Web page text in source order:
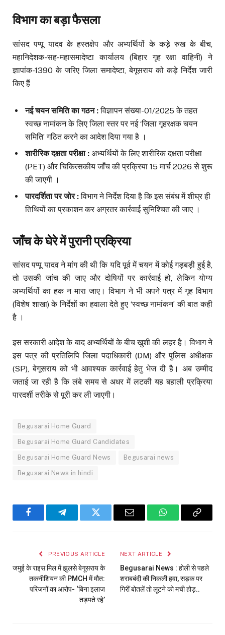
विभाग का बड़ा फैसला
सांसद पप्पू यादव के हस्तक्षेप और अभ्यर्थियों के कड़े रुख के बीच,
महानिदेशक-सह-महासमादेष्टा कार्यालय (बिहार गृह रक्षा वाहिनी) ने
ज्ञापांक-1390 के जरिए जिला समादेष्टा, बेगूसराय को कड़े निर्देश जारी
किए हैं
नई चयन समिति का गठन :विज्ञापन संख्या-01/2025 के तहत
स्वच्छ नामांकन के लिए जिला स्तर पर नई ‘जिला गृहरक्षक चयन
समिति’ गठित करने का आदेश दिया गया है ।
शारीरिक दक्षता परीक्षा : अभ्यर्थियों के लिए शारीरिक दक्षता परीक्षा
(PET) और चिकित्सकीय जाँच की प्रक्रिया 15 मार्च 2026 से शुरू
की जाएगी ।
पारदर्शिता पर जोर :विभाग ने निर्देश दिया है कि इस संबंध में शीघ्र ही
तिथियों का प्रकाशन कर अग्रतर कार्रवाई सुनिश्चित की जाए ।
जाँच के घेरे में पुरानी प्रक्रिया
सांसद पप्पू यादव ने मांग की थी कि यदि पूर्व में चयन में कोई गड़बड़ी हुई है,
तो उसकी जांच की जाए और दोषियों पर कार्रवाई हो, लेकिन योग्य
अभ्यर्थियों का हक न मारा जाए। विभाग ने भी अपने पत्र में गृह विभाग
(विशेष शाखा) के निर्देशों का हवाला देते हुए ‘स्वच्छ नामांकन’ की बात कही
है ।
इस सरकारी आदेश के बाद अभ्यर्थियों के बीच खुशी की लहर है। विभाग ने
इस पत्र की प्रतिलिपि जिला पदाधिकारी (DM) और पुलिस अधीक्षक
(SP), बेगूसराय को भी आवश्यक कार्रवाई हेतु भेज दी है। अब उम्मीद
जताई जा रही है कि लंबे समय से अधर में लटकी यह बहाली प्रक्रिया
पारदर्शी तरीके से पूरी कर ली जाएगी।
Begusarai Home Guard
Begusarai Home Guard Candidates
Begusarai Home Guard News Begusarai news
Begusarai News in hindi
FacebookTelegramTwitter Email WhatsAppCopy
PREVIOUS ARTICLE
जमुई के राइस मिल में झुलसे बेगूसराय के
तकनीशियन की PMCH में मौत:
परिजनों का आरोप- ‘बिना इलाज
तड़पते रहे’
NEXT ARTICLE
Begusarai News : होली से पहले
शराबबंदी की निकली हवा, सड़क पर
गिरीं बोतलें तो लूटने को मची होड़..